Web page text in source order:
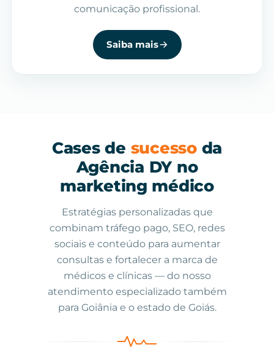
comunicação profissional.
Saiba mais
Cases de sucessoda
Agência DY no
marketing médico
Estratégias personalizadas que
combinam tráfego pago, SEO, redes
sociais e conteúdo para aumentar
consultas e fortalecer a marca de
médicos e clínicas — do nosso
atendimento especializado também
para Goiânia e o estado de Goiás.